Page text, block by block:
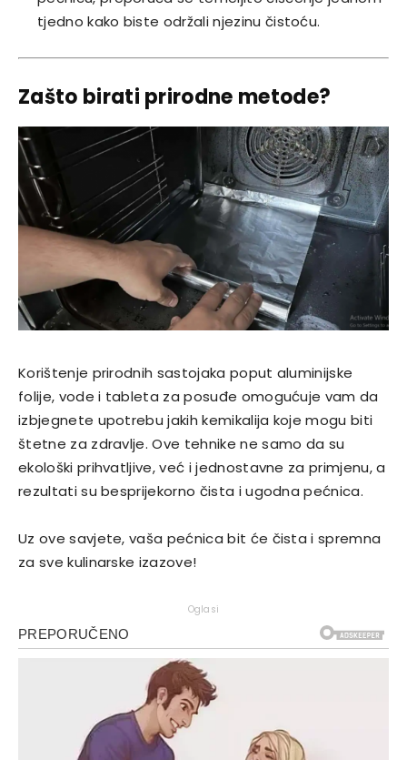
tjedno kako biste održali njezinu čistoću.
Zašto birati prirodne metode?
Korištenje prirodnih sastojaka poput aluminijske
folije, vode i tableta za posuđe omogućuje vam da
izbjegnete upotrebu jakih kemikalija koje mogu biti
štetne za zdravlje. Ove tehnike ne samo da su
ekološki prihvatljive, već i jednostavne za primjenu, a
rezultati su besprijekorno čista i ugodna pećnica.
Uz ove savjete, vaša pećnica bit će čista i spremna
za sve kulinarske izazove!
Oglasi